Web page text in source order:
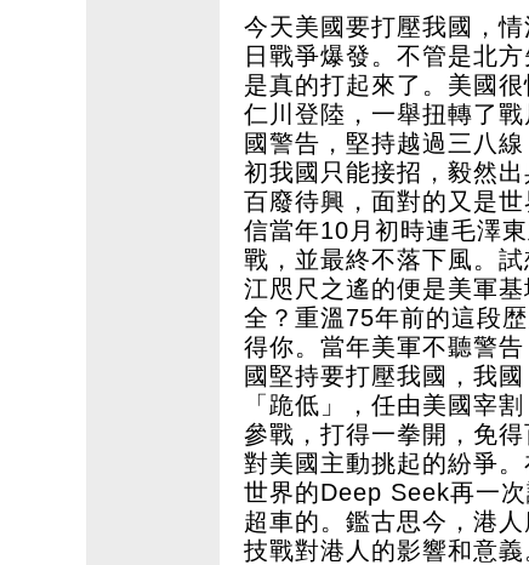
今天美國要打壓我國，
日戰爭爆發。不管是北
是真的打起來了。美國
仁川登陸，一舉扭轉了
國警告，堅持越過三八
初我國只能接招，毅然
百廢待興，面對的又是
信當年10月初時連毛澤
戰，並最終不落下風。
江咫尺之遙的便是美軍
全？重溫75年前的這段
得你。當年美軍不聽警
國堅持要打壓我國，我
「跪低」，任由美國宰
參戰，打得一拳開，免
對美國主動挑起的紛爭
世界的Deep Seek再一
超車的。鑑古思今，港
技戰對港人的影響和意義